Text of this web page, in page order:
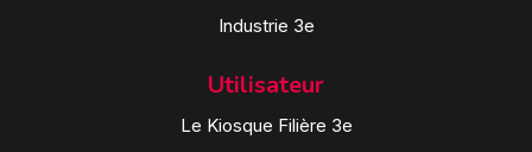
Industrie 3e
Utilisateur
Le Kiosque Filière 3e